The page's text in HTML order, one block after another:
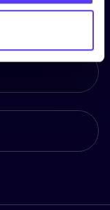
informé !